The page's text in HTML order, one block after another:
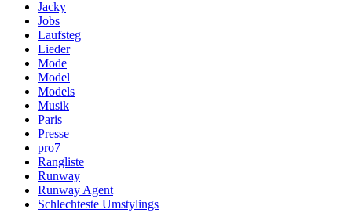
Jacky
Jobs
Laufsteg
Lieder
Mode
Model
Models
Musik
Paris
Presse
pro7
Rangliste
Runway
Runway Agent
Schlechteste Umstylings